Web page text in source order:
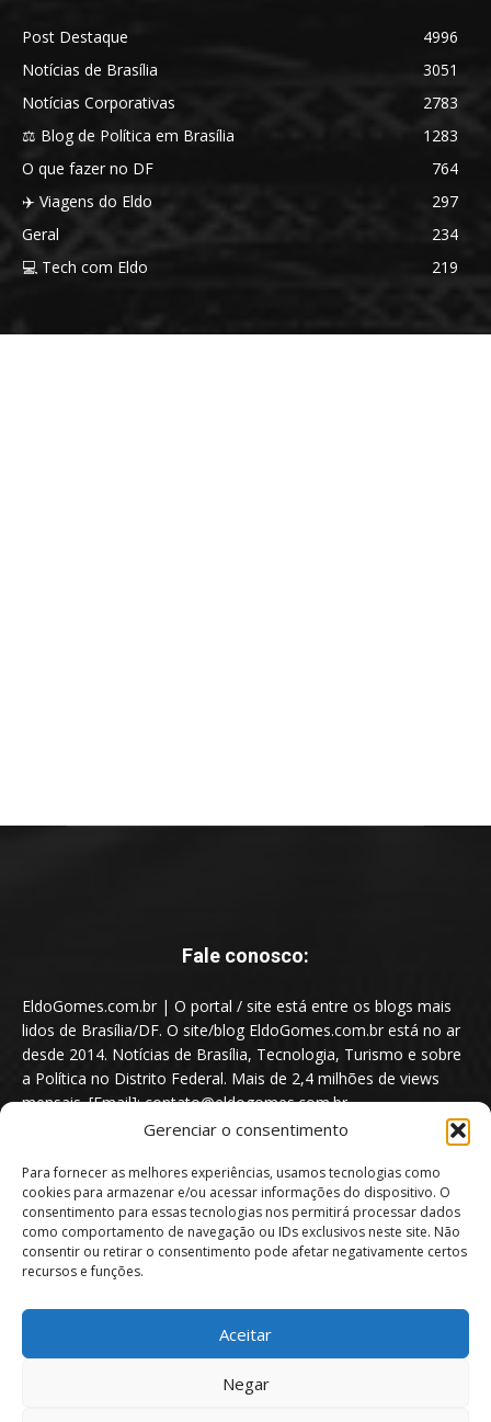
Gerenciar o consentimento
Para fornecer as melhores experiências, usamos tecnologias como
cookies para armazenar e/ou acessar informações do dispositivo. O
consentimento para essas tecnologias nos permitirá processar dados
como comportamento de navegação ou IDs exclusivos neste site. Não
consentir ou retirar o consentimento pode afetar negativamente certos
recursos e funções.
Aceitar
Negar
Post Destaque
4996
Notícias de Brasília
3051
Notícias Corporativas
2783
⚖️ Blog de Política em Brasília
1283
O que fazer no DF
764
✈️ Viagens do Eldo
297
Geral
234
💻 Tech com Eldo
219
Fale conosco:
EldoGomes.com.br | O portal / site está entre os blogs mais
lidos de Brasília/DF. O site/blog EldoGomes.com.br está no ar
desde 2014. Notícias de Brasília, Tecnologia, Turismo e sobre
a Política no Distrito Federal. Mais de 2,4 milhões de views
mensais. [Email]: contato@eldogomes.com.br
Portal EldoGomes.com.br | Entre os Blogs mais lidos de Brasília/DF. |